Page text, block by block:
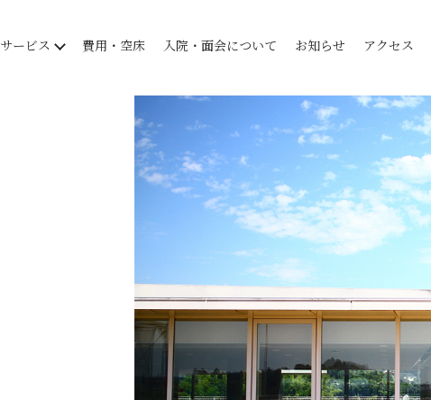
サービス 費用・空床 入院・面会について お知らせ アクセス